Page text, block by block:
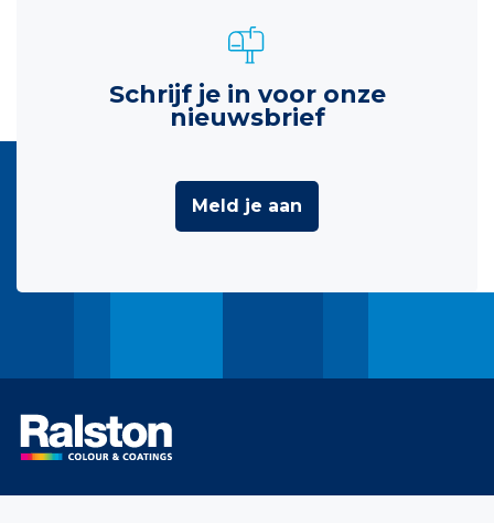
Schrijf je in voor onze
nieuwsbrief
Meld je aan